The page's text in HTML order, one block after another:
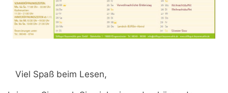
Viel Spaß beim Lesen,